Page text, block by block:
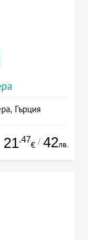
Гърция
21.47
€ / 42лв.